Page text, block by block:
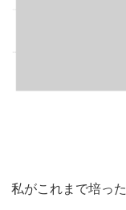
私がこれまで培った